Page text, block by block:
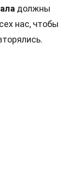
должны
нас, чтобы